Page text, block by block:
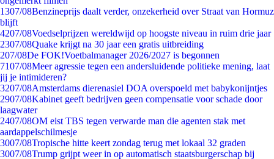
1307/08Benzineprijs daalt verder, onzekerheid over Straat van Hormuz
blijft
4207/08Voedselprijzen wereldwijd op hoogste niveau in ruim drie jaar
2307/08Quake krijgt na 30 jaar een gratis uitbreiding
207/08De FOK!Voetbalmanager 2026/2027 is begonnen
7107/08Meer agressie tegen een andersluidende politieke mening, laat
jij je intimideren?
3207/08Amsterdams dierenasiel DOA overspoeld met babykonijntjes
2907/08Kabinet geeft bedrijven geen compensatie voor schade door
laagwater
2407/08OM eist TBS tegen verwarde man die agenten stak met
aardappelschilmesje
3007/08Tropische hitte keert zondag terug met lokaal 32 graden
3007/08Trump grijpt weer in op automatisch staatsburgerschap bij